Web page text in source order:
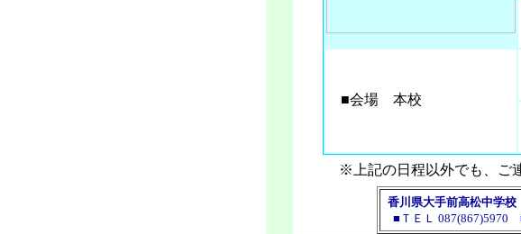
■会場 本校
※上記の日程以外でも、ご
香川県大手前高松中学校
■ＴＥＬ 087(867)5970